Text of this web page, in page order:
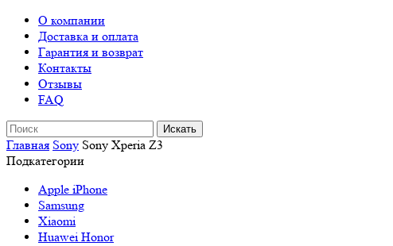
О компании
Доставка и оплата
Гарантия и возврат
Контакты
Отзывы
FAQ
Главная Sony Sony Xperia Z3
Подкатегории
Apple iPhone
Samsung
Xiaomi
Huawei Honor